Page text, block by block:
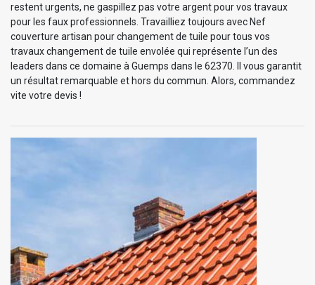
restent urgents, ne gaspillez pas votre argent pour vos travaux
pour les faux professionnels. Travailliez toujours avec Nef
couverture artisan pour changement de tuile pour tous vos
travaux changement de tuile envolée qui représente l’un des
leaders dans ce domaine à Guemps dans le 62370. Il vous garantit
un résultat remarquable et hors du commun. Alors, commandez
vite votre devis !